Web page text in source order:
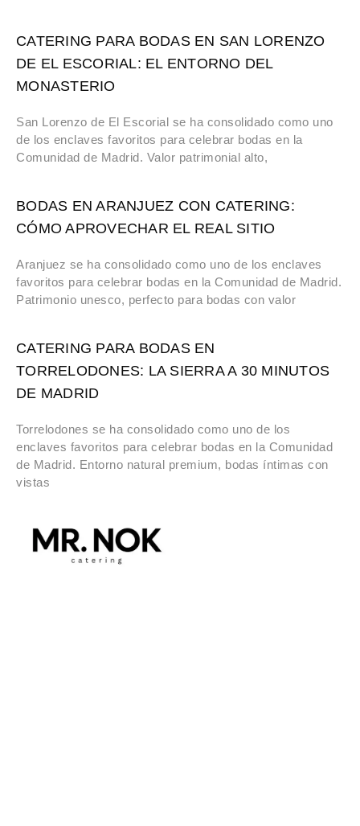
CATERING PARA BODAS EN SAN LORENZO
DE EL ESCORIAL: EL ENTORNO DEL
MONASTERIO
San Lorenzo de El Escorial se ha consolidado como uno
de los enclaves favoritos para celebrar bodas en la
Comunidad de Madrid. Valor patrimonial alto,
BODAS EN ARANJUEZ CON CATERING:
CÓMO APROVECHAR EL REAL SITIO
Aranjuez se ha consolidado como uno de los enclaves
favoritos para celebrar bodas en la Comunidad de Madrid.
Patrimonio unesco, perfecto para bodas con valor
CATERING PARA BODAS EN
TORRELODONES: LA SIERRA A 30 MINUTOS
DE MADRID
Torrelodones se ha consolidado como uno de los
enclaves favoritos para celebrar bodas en la Comunidad
de Madrid. Entorno natural premium, bodas íntimas con
vistas